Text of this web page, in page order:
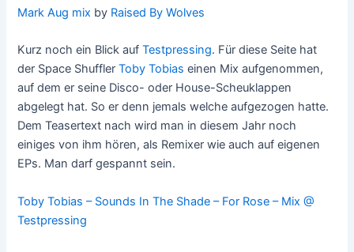
Mark Aug mix by Raised By Wolves
Kurz noch ein Blick aufTestpressing. Für diese Seite hat
der Space ShufflerToby Tobias einen Mix aufgenommen,
auf dem er seine Disco- oder House-Scheuklappen
abgelegt hat. So er denn jemals welche aufgezogen hatte.
Dem Teasertext nach wird man in diesem Jahr noch
einiges von ihm hören, als Remixer wie auch auf eigenen
EPs. Man darf gespannt sein.
Toby Tobias – Sounds In The Shade – For Rose – Mix @
Testpressing